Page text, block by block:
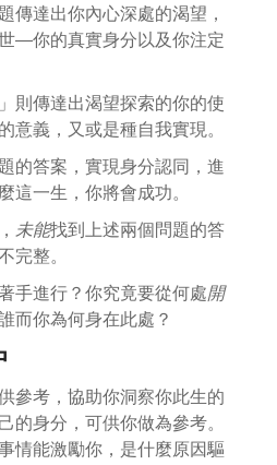
傳達出你內心深處的渴望，
—你的真實身分以及你注定
則傳達出渴望探索的你的使
意義，又或是種自我實現。
的答案，實現身分認同，進
這一生，你將會成功。
未能找到上述兩個問題的答
完整。
手進行？你究竟要從何處開
而你為何身在此處？
參考，協助你洞察你此生的
的身分，可供你做為參考。
情能激勵你，是什麼原因驅